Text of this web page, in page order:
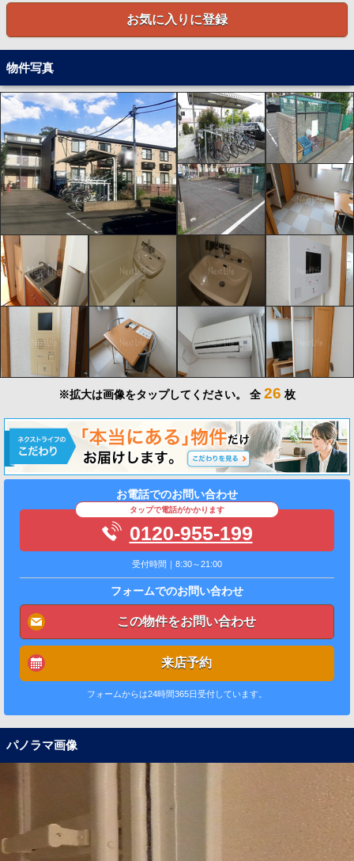
お気に入りに登録
物件写真
※拡大は画像をタップしてください。 全 26 枚
お電話でのお問い合わせ
タップで電話がかかります
0120-955-199
受付時間｜8:30～21:00
フォームでのお問い合わせ
この物件をお問い合わせ
来店予約
フォームからは24時間365日受付しています。
パノラマ画像